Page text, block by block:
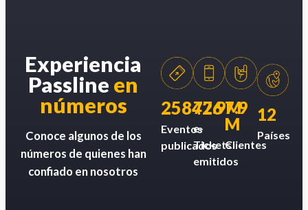
Experiencia
Passline en
números
Conoce algunos de los
números de quienes han
confiado en nosotros
258426
Eventos
publicados
77.9M
e-
Tickets
emitidos
7.9
M
Clientes
12
Países